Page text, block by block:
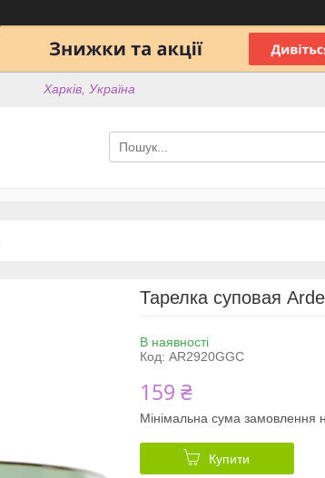
Харків, Україна
Тарелка суповая
В наявності
Код: AR2920GGC
159 ₴
Мінімальна сума замовлення
Купити